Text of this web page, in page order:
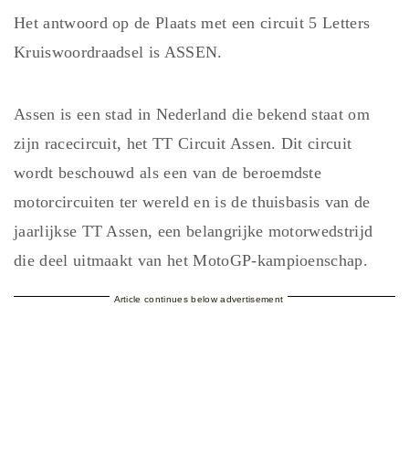
Het antwoord op de Plaats met een circuit 5 Letters
Kruiswoordraadsel is ASSEN.
Assen is een stad in Nederland die bekend staat om
zijn racecircuit, het TT Circuit Assen. Dit circuit
wordt beschouwd als een van de beroemdste
motorcircuiten ter wereld en is de thuisbasis van de
jaarlijkse TT Assen, een belangrijke motorwedstrijd
die deel uitmaakt van het MotoGP-kampioenschap.
Article continues below advertisement